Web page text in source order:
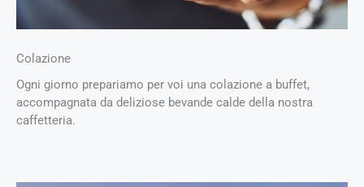
Colazione
Ogni giorno prepariamo per voi una colazione a buffet,
accompagnata da deliziose bevande calde della nostra
caffetteria.